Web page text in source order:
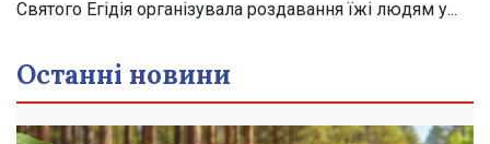
Святого Егідія організувала роздавання їжі людям у...
Останні новини